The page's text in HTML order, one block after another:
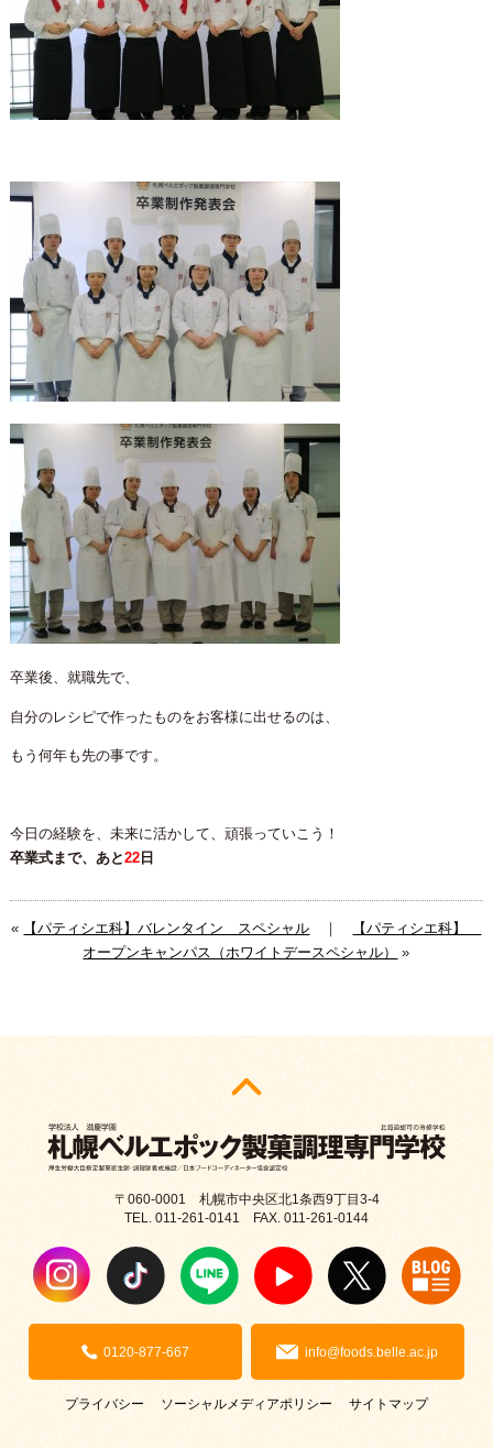
卒業後、就職先で、
自分のレシピで作ったものをお客様に出せるのは、
もう何年も先の事です。
今日の経験を、未来に活かして、頑張っていこう！
卒業式まで、あと22日
« 【パティシエ科】バレンタイン スペシャル ｜
【パティシエ科】
オープンキャンパス（ホワイトデースペシャル）
»
〒060-0001 札幌市中央区北1条西9丁目3-4
TEL. 011-261-0141 FAX. 011-261-0144
0120-877-667 info@foods.belle.ac.jp
プライバシー ソーシャルメディアポリシー サイトマップ